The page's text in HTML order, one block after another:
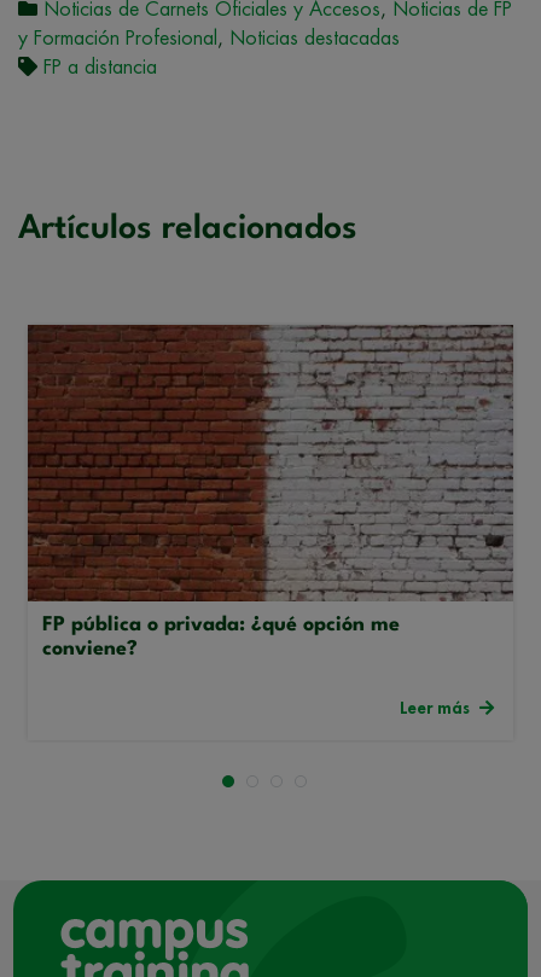
Noticias de Carnets Oficiales y Accesos, Noticias de FP
y Formación Profesional , Noticias destacadas
FP a distancia
Artículos relacionados
FP pública o privada: ¿qué opción me
conviene?
Leer más